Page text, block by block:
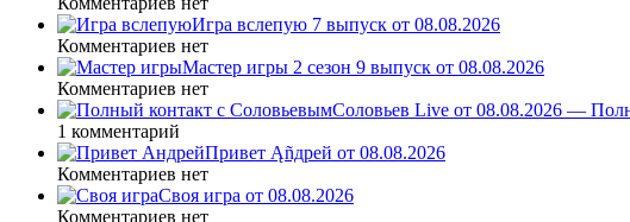
Игра вслепую 7 выпуск от 08.08.2026
Комментариев нет
Мастер игры 2 сезон 9 выпуск от 08.08.2026
Комментариев нет
Соловьев Live от 08.08.2026 —
1 комментарий
Привет Ąñдpей от 08.08.2026
Комментариев нет
Своя игра от 08.08.2026
Комментариев нет